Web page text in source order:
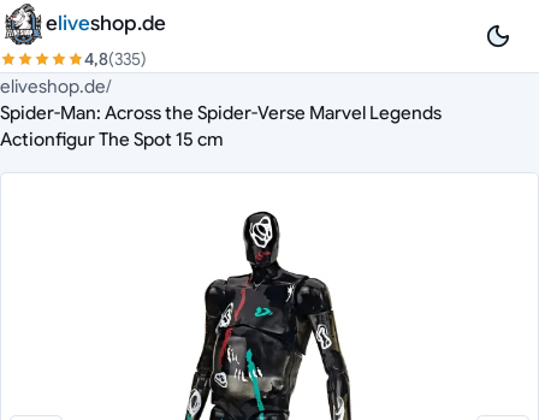
Zum Inhalt springen
eliveshop.de
4,8(335)
eliveshop.de/
Spider-Man: Across the Spider-Verse Marvel Legends
Actionfigur The Spot 15 cm